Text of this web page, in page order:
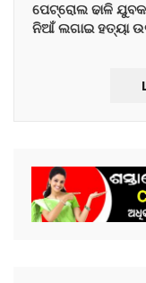
ପେଟ୍ରୋଲ ଢାଳି
ନିଆଁ ଲଗାଇ ହତ୍ୟା